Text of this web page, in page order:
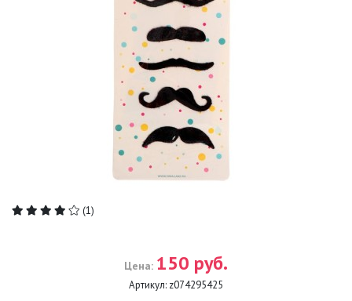
(1)
Цена: 150 руб.
Артикул: z074295425